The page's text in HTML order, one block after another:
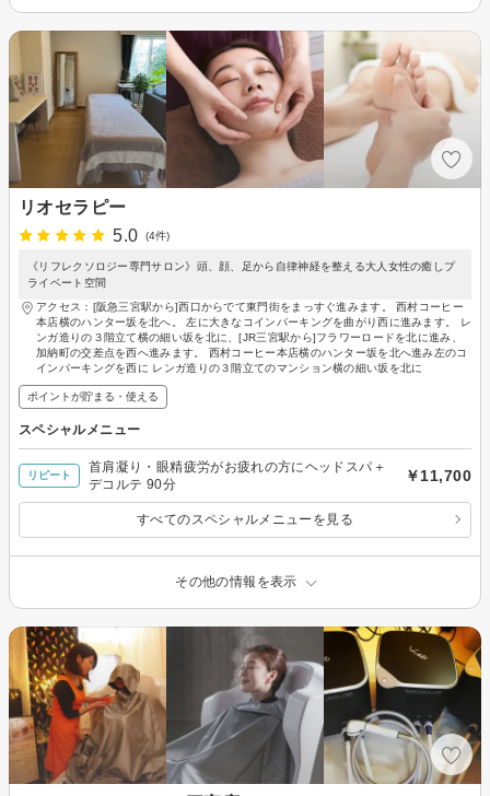
リオセラピー
5.0
(4件)
《リフレクソロジー専門サロン》頭、顔、足から自律神経を整える大人女性の癒しプ
ライベート空間
アクセス：[阪急三宮駅から]西口からでて東門街をまっすぐ進みます。 西村コーヒー
本店横のハンター坂を北へ。 左に大きなコインパーキングを曲がり西に進みます。 レ
ンガ造りの３階立て横の細い坂を北に、[JR三宮駅から]フラワーロードを北に進み、
加納町の交差点を西へ進みます。 西村コーヒー本店横のハンター坂を北へ進み左のコ
インパーキングを西に レンガ造りの３階立てのマンション横の細い坂を北に
ポイントが貯まる・使える
スペシャルメニュー
リピート
首肩凝り・眼精疲労がお疲れの方にヘッドスパ＋
デコルテ 90分
￥11,700
すべてのスペシャルメニューを見る
その他の情報を表示